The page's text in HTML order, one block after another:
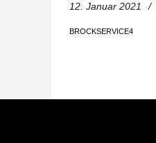
12. Januar 2021
BROCKSERVICE4